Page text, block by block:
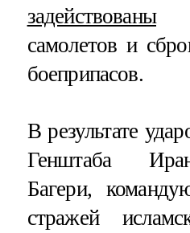
задействованы
самолетов и
боеприпасов.
В результате
Генштаба
Багери,
стражей